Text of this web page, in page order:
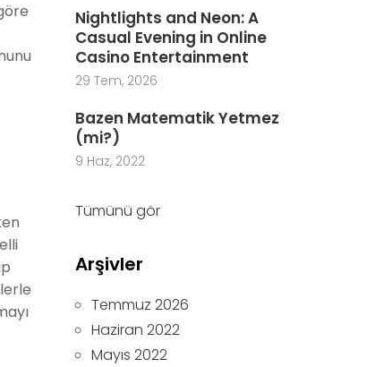
Nightlights and Neon: A
Casual Evening in Online
Casino Entertainment
29 Tem, 2026
Bazen Matematik Yetmez
(mi?)
9 Haz, 2022
Tümünü gör
Arşivler
Temmuz 2026
Haziran 2022
Mayıs 2022